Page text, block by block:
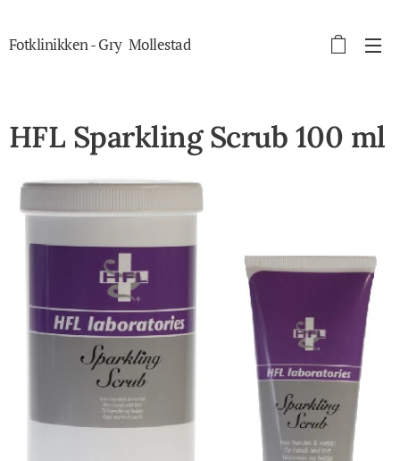
Fotklinikken - Gry Mollestad
HFL Sparkling Scrub 100 ml